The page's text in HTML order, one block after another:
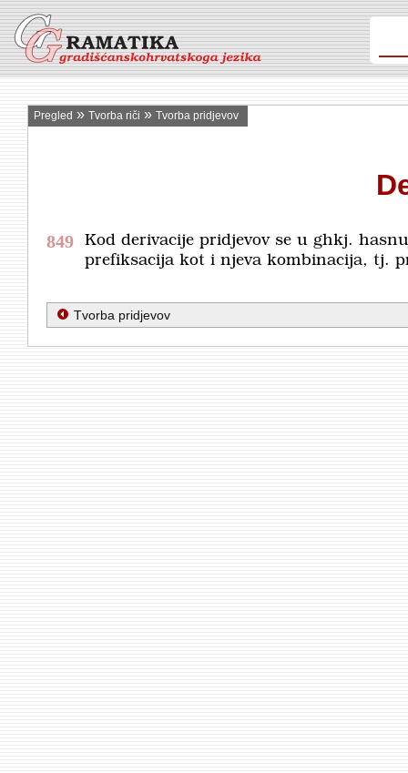
Pregled » Tvorba riči » Tvorba pridjevov
849
Kod derivacije pridjevov se u ghkj.
prefiksacija kot i njeva kombinacija, tj.
Tvorba pridjevov